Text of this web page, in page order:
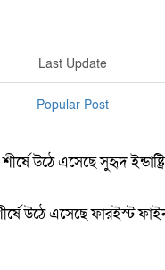
Last Update
Popular Post
উঠে এসেছে সুহৃদ
উঠে এসেছে ফারইস্ট